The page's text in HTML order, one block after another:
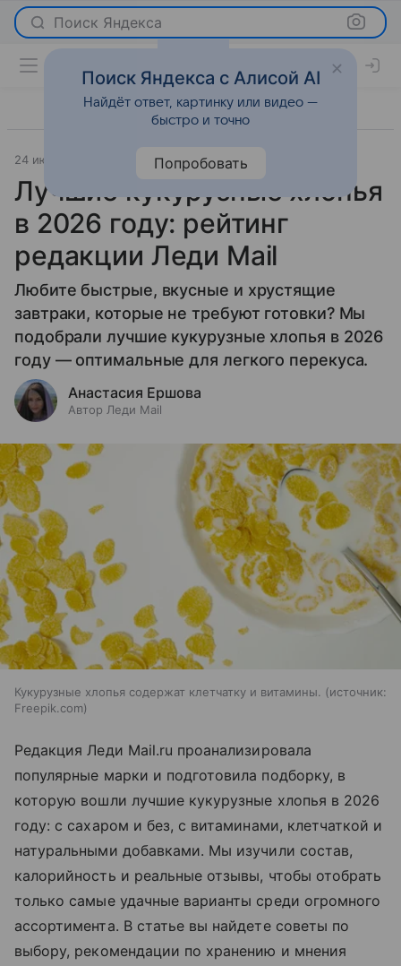
Поиск Яндекса
24 июля 2025 Рейтинги
Лучшие кукурузные хлопья
в 2026 году: рейтинг
редакции Леди Mail
Любите быстрые, вкусные и хрустящие
завтраки, которые не требуют готовки? Мы
подобрали лучшие кукурузные хлопья в 2026
году — оптимальные для легкого перекуса.
Анастасия Ершова
Автор Леди Mail
Кукурузные хлопья содержат клетчатку и витамины.
источник:
Freepik.com
Редакция Леди Mail.ru проанализировала
популярные марки и подготовила подборку, в
которую вошли лучшие кукурузные хлопья в 2026
году: с сахаром и без, с витаминами, клетчаткой и
натуральными добавками. Мы изучили состав,
калорийность и реальные отзывы, чтобы отобрать
только самые удачные варианты среди огромного
ассортимента. В статье вы найдете советы по
выбору, рекомендации по хранению и мнения
Поиск Яндекса с Алисой AI
Найдёт ответ, картинку или видео —
быстро и точно
Попробовать